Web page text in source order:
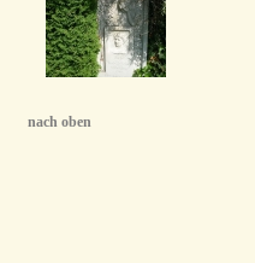
nach oben